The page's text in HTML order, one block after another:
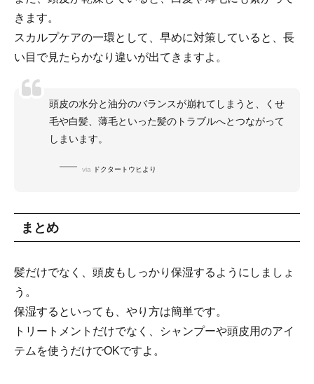
きます。
スカルプケアの一環として、早めに対策していると、長
い目で見たらかなり違いが出てきますよ。
頭皮の水分と油分のバランスが崩れてしまうと、くせ
毛や白髪、薄毛といった髪のトラブルへとつながって
しまいます。
via ドクタートウヒより
まとめ
髪だけでなく、頭皮もしっかり保湿するようにしましょ
う。
保湿するといっても、やり方は簡単です。
トリートメントだけでなく、シャンプーや頭皮用のアイ
テムを使うだけでOKですよ。